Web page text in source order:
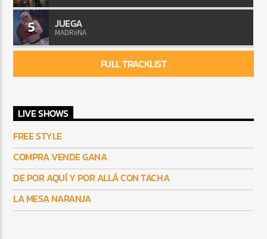
5 JUEGA
MADRiiNA
FULL TRACKLIST
LIVE SHOWS
FREE STYLE
COMPRA VENDE GANA
DE POR AQUÍ Y POR ALLÁ CON TACHA
LA MESA NARANJA